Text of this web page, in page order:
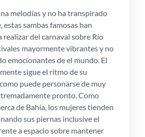
melodías y no ha transpirado
estas sambas famosas han
del carnaval sobre Río
mayormente vibrantes y no
emocionantes de el mundo. El
sigue el ritmo de su
puede personarse de muy
pronto. Como
de Bahía, los mujeres tienden
sus piernas inclusive el
a espacio sobre mantener